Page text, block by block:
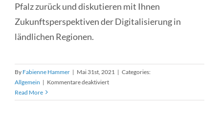
Pfalz zurück und diskutieren mit Ihnen
Zukunftsperspektiven der Digitalisierung in
ländlichen Regionen.
By Fabienne Hammer | Mai 31st, 2021 | Categories:
Allgemein | Kommentare deaktiviertfür
Dörfer
Read More